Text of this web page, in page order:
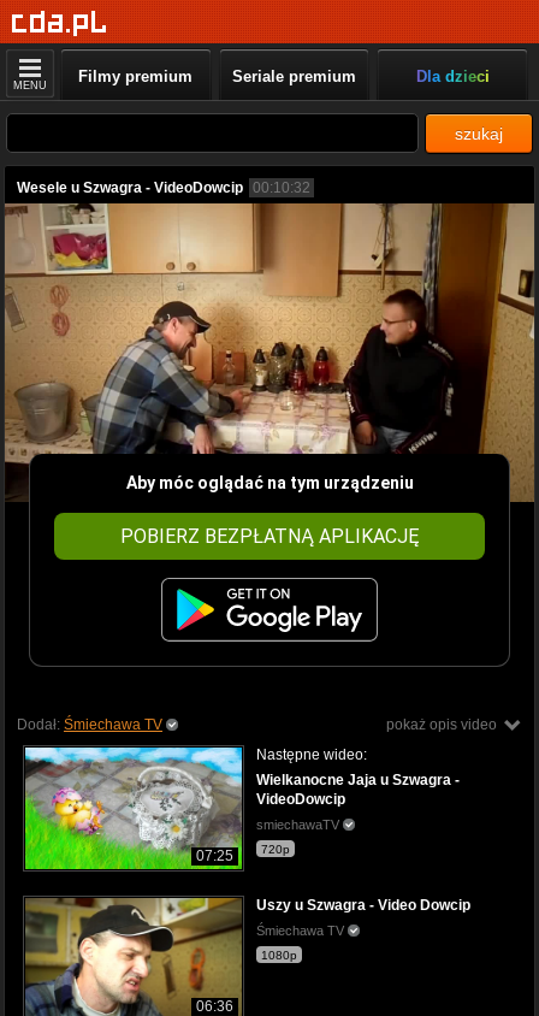
MENU Filmy premium Seriale premium Dla dzieci
szukaj
Wesele u Szwagra - VideoDowcip 00:10:32
Aby móc oglądać na tym urządzeniu
POBIERZ BEZPŁATNĄ APLIKACJĘ
pokaż opis video
Dodał: Śmiechawa TV
07:25
Następne wideo:
Wielkanocne Jaja u Szwagra -
VideoDowcip
smiechawaTV
720p
06:36
Uszy u Szwagra - Video Dowcip
Śmiechawa TV
1080p